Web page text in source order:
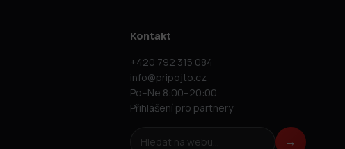
Kontakt
+420 792 315 084
info@pripojto.cz
Po–Ne 8:00–20:00
Přihlášení pro partnery
Hledat na webu →